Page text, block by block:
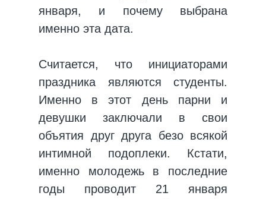
января, и почему выбрана
именно эта дата.
Считается, что инициаторами
праздника являются студенты.
Именно в этот день парни и
девушки заключали в свои
объятия друг друга безо всякой
интимной подоплеки. Кстати,
именно молодежь в последние
годы проводит 21 января